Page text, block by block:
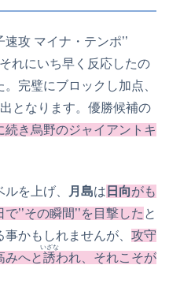
攻 マイナ・テンポ’’
れにいち早く反応したの
完璧にブロックし加点、
となります。優勝候補の
続き烏野のジャイアントキ
ルを上げ、 月島は 日向がも
’’その瞬間’’を目撃した と
かもしれませんが、 攻守
みへと誘
いざな
われ、それこそが